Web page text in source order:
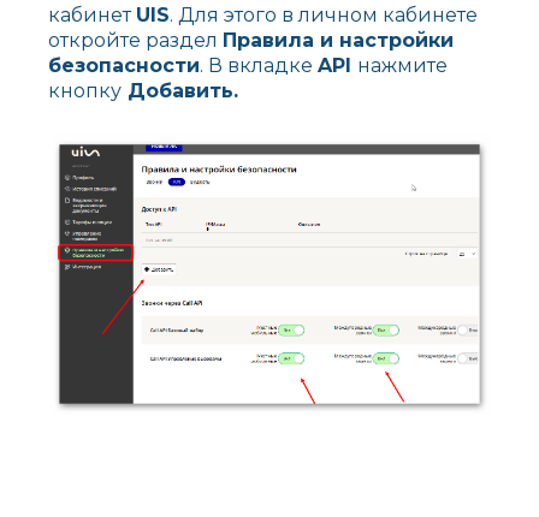
кабинет UIS. Для этого в личном кабинете
откройте раздел Правила и настройки
безопасности. В вкладке API нажмите
кнопку Добавить.